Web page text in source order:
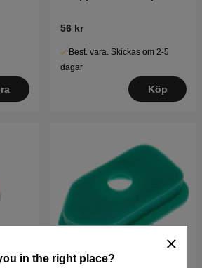
in the right place?
56 kr
Best. vara. Skickas om 2-5
dagar
Köp